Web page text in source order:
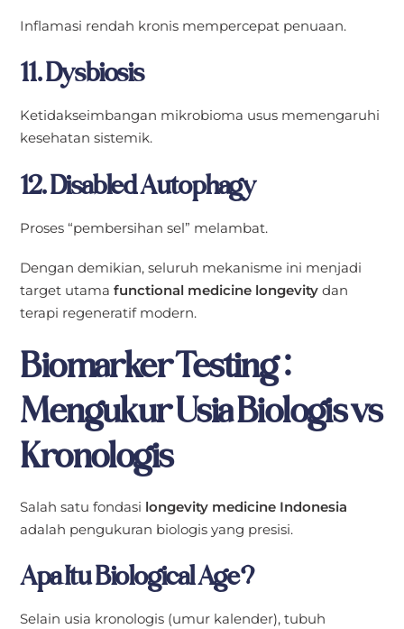
Inflamasi rendah kronis mempercepat penuaan.
11. Dysbiosis
Ketidakseimbangan mikrobioma usus memengaruhi
kesehatan sistemik.
12. Disabled Autophagy
Proses “pembersihan sel” melambat.
Dengan demikian, seluruh mekanisme ini menjadi
target utamafunctional medicine longevity dan
terapi regeneratif modern.
Biomarker Testing:
Mengukur Usia Biologis vs
Kronologis
Salah satu fondasi longevity medicine Indonesia
adalah pengukuran biologis yang presisi.
Apa Itu Biological Age?
Selain usia kronologis (umur kalender), tubuh